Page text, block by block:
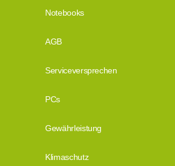
Notebooks
AGB
Serviceversprechen
PCs
Gewährleistung
Klimaschutz